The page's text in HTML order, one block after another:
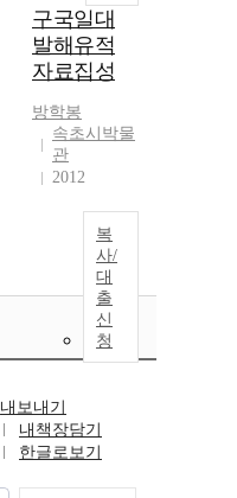
구국일대
발해유적
자료집성
방학봉
속초시박물
관
2012
복
사/
대
출
신
청
내보내기
내책장담기
한글로보기